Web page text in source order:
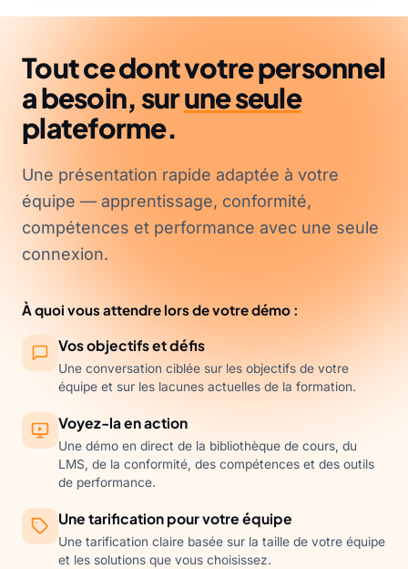
Tout ce dont votre personnel
a besoin, surune seule
plateforme.
Une présentation rapide adaptée à votre
équipe — apprentissage, conformité,
compétences et performance avec une seule
connexion.
À quoi vous attendre lors de votre démo :
Vos objectifs et défis
Une conversation ciblée sur les objectifs de votre
équipe et sur les lacunes actuelles de la formation.
Voyez-la en action
Une démo en direct de la bibliothèque de cours, du
LMS, de la conformité, des compétences et des outils
de performance.
Une tarification pour votre équipe
Une tarification claire basée sur la taille de votre équipe
et les solutions que vous choisissez.